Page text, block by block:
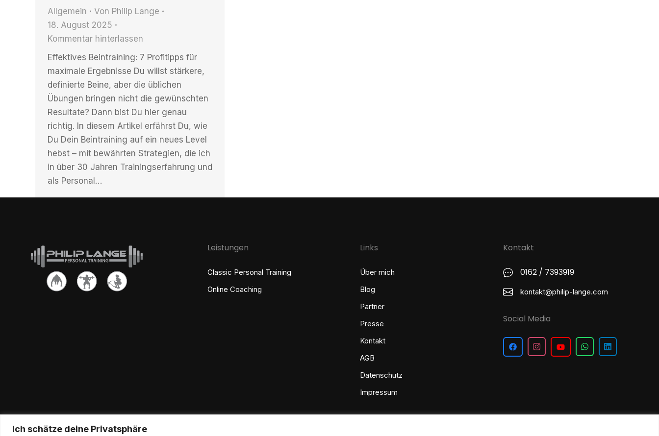
Ich schätze deine Privatsphäre
Allgemein Von Philip Lange
18. August 2025
Kommentar hinterlassen
Effektives Beintraining: 7 Profitipps für
maximale Ergebnisse Du willst stärkere,
definierte Beine, aber die üblichen
Übungen bringen nicht die gewünschten
Resultate? Dann bist Du hier genau
richtig. In diesem Artikel erfährst Du, wie
Du Dein Beintraining auf ein neues Level
hebst – mit bewährten Strategien, die ich
in über 30 Jahren Trainingserfahrung und
als Personal…
Leistungen
Classic Personal Training
Online Coaching
Links
Über mich
Blog
Partner
Presse
Kontakt
AGB
Datenschutz
Impressum
Kontakt
0162 / 7393919
kontakt@philip-lange.com
Social Media